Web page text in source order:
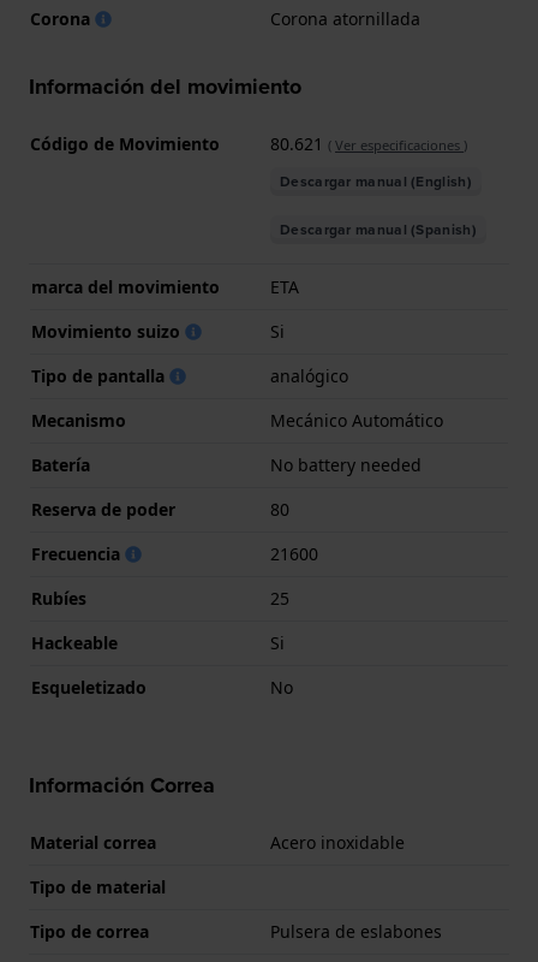
Corona
Corona atornillada
Información del movimiento
Código de Movimiento 80.621 ( Ver especificaciones )
Descargar manual (English)
Descargar manual (Spanish)
marca del movimiento
ETA
Movimiento suizo
Si
Tipo de pantalla
analógico
Mecanismo
Mecánico Automático
Batería
No battery needed
Reserva de poder
80
Frecuencia
21600
Rubíes
25
Hackeable
Si
Esqueletizado
No
Información Correa
Material correa
Acero inoxidable
Tipo de material
Tipo de correa
Pulsera de eslabones